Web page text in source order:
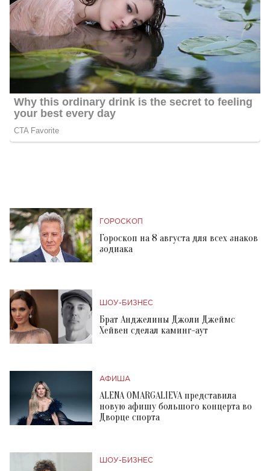
ГОРОСКОП
Гороскоп на 8 августа для всех знаков
зодиака
ШОУ-БИЗНЕС
Брат Анджелины Джоли Джеймс
Хейвен сделал каминг-аут
АФИША
ALENA OMARGALIEVA представила
новую афишу большого концерта во
Дворце спорта
ШОУ-БИЗНЕС